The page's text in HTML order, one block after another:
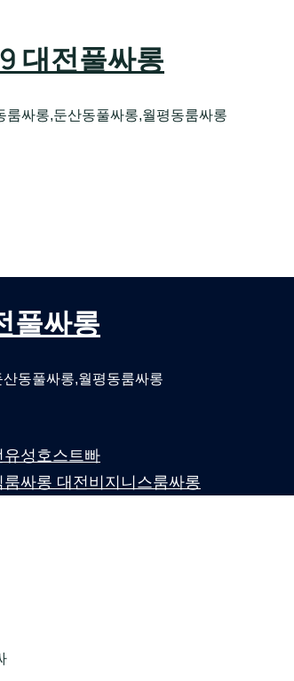
대전풀싸롱
싸롱,둔산동풀싸롱,월평동룸싸롱
풀싸롱
동풀싸롱,월평동룸싸롱
성호스트빠
싸롱 대전비지니스룸싸롱